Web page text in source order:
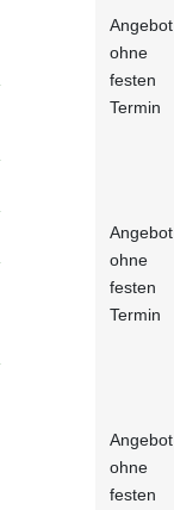
Angebot
ohne
festen
Termin
Angebot
ohne
festen
Termin
Angebot
ohne
festen